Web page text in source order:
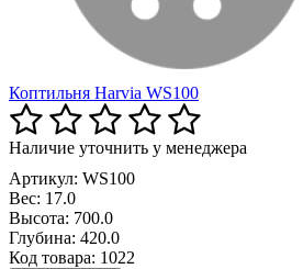
Коптильня Harvia WS100
Наличие уточнить у менеджера
Артикул: WS100
Вес: 17.0
Высота: 700.0
Глубина: 420.0
Код товара: 1022